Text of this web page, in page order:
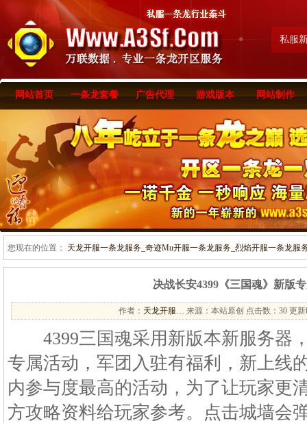
私服
网站首页 一条龙套餐 广告代理 游戏版本 网站制作
您现在的位置： 天龙开服一条龙服务_奇迹Mu开服一条龙服务_烈焰开服一条龙服
决战长安4399《三国魂》新版
作者： 天龙开服… 来源：本站原创 点击数： 30 更新
4399三国魂采用新版本新服务器
专属活动，军团入驻有福利，新上线
内参与度最高的活动，为了让玩家更
方攻略资料给玩家参考。点击城墙会